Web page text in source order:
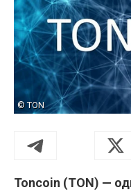
© TON
Toncoin (TON) —